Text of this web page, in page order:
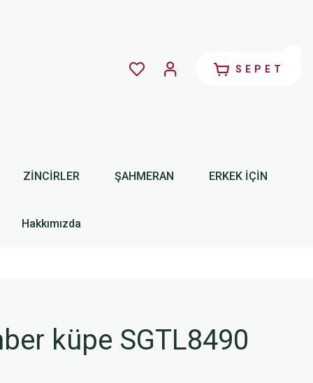
SEPET
ZİNCİRLER ŞAHMERAN ERKEK İÇİN
Hakkımızda
küpe SGTL8490